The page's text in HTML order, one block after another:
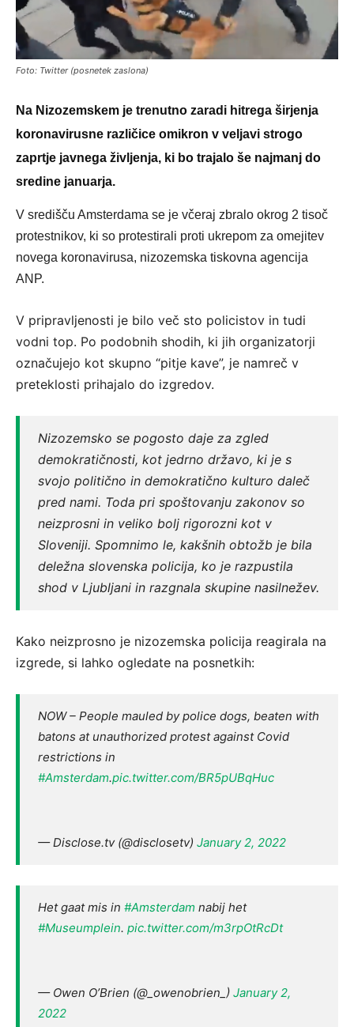
Foto: Twitter (posnetek zaslona)
Na Nizozemskem je trenutno zaradi hitrega širjenja
koronavirusne različice omikron v veljavi strogo
zaprtje javnega življenja, ki bo trajalo še najmanj do
sredine januarja.
V središču Amsterdama se je včeraj zbralo okrog 2 tisoč
protestnikov, ki so protestirali proti ukrepom za omejitev
novega koronavirusa, nizozemska tiskovna agencija
ANP.
V pripravljenosti je bilo več sto policistov in tudi
vodni top. Po podobnih shodih, ki jih organizatorji
označujejo kot skupno “pitje kave”, je namreč v
preteklosti prihajalo do izgredov.
Nizozemsko se pogosto daje za zgled
demokratičnosti, kot jedrno državo, ki je s
svojo politično in demokratično kulturo daleč
pred nami. Toda pri spoštovanju zakonov so
neizprosni in veliko bolj rigorozni kot v
Sloveniji. Spomnimo le, kakšnih obtožb je bila
deležna slovenska policija, ko je razpustila
shod v Ljubljani in razgnala skupine nasilnežev.
Kako neizprosno je nizozemska policija reagirala na
izgrede, si lahko ogledate na posnetkih:
NOW – People mauled by police dogs, beaten with
batons at unauthorized protest against Covid
restrictions in
#Amsterdam.pic.twitter.com/BR5pUBqHuc
— Disclose.tv (@disclosetv) January 2, 2022
Het gaat mis in #Amsterdam nabij het
#Museumplein. pic.twitter.com/m3rpOtRcDt
— Owen O’Brien (@_owenobrien_) January 2,
2022